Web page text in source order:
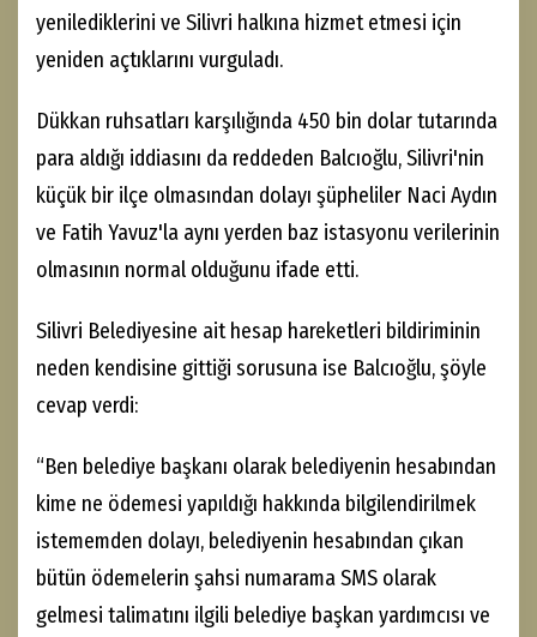
yenilediklerini ve Silivri halkına hizmet etmesi için
yeniden açtıklarını vurguladı.
Dükkan ruhsatları karşılığında 450 bin dolar tutarında
para aldığı iddiasını da reddeden Balcıoğlu, Silivri'nin
küçük bir ilçe olmasından dolayı şüpheliler Naci Aydın
ve Fatih Yavuz'la aynı yerden baz istasyonu verilerinin
olmasının normal olduğunu ifade etti.
Silivri Belediyesine ait hesap hareketleri bildiriminin
neden kendisine gittiği sorusuna ise Balcıoğlu, şöyle
cevap verdi:
“Ben belediye başkanı olarak belediyenin hesabından
kime ne ödemesi yapıldığı hakkında bilgilendirilmek
istememden dolayı, belediyenin hesabından çıkan
bütün ödemelerin şahsi numarama SMS olarak
gelmesi talimatını ilgili belediye başkan yardımcısı ve